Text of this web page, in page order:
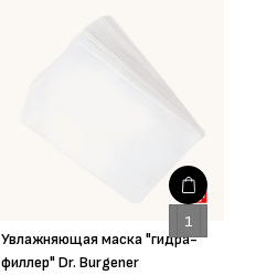
Увлажняющая маска "гидра-
филлер" Dr. Burgener